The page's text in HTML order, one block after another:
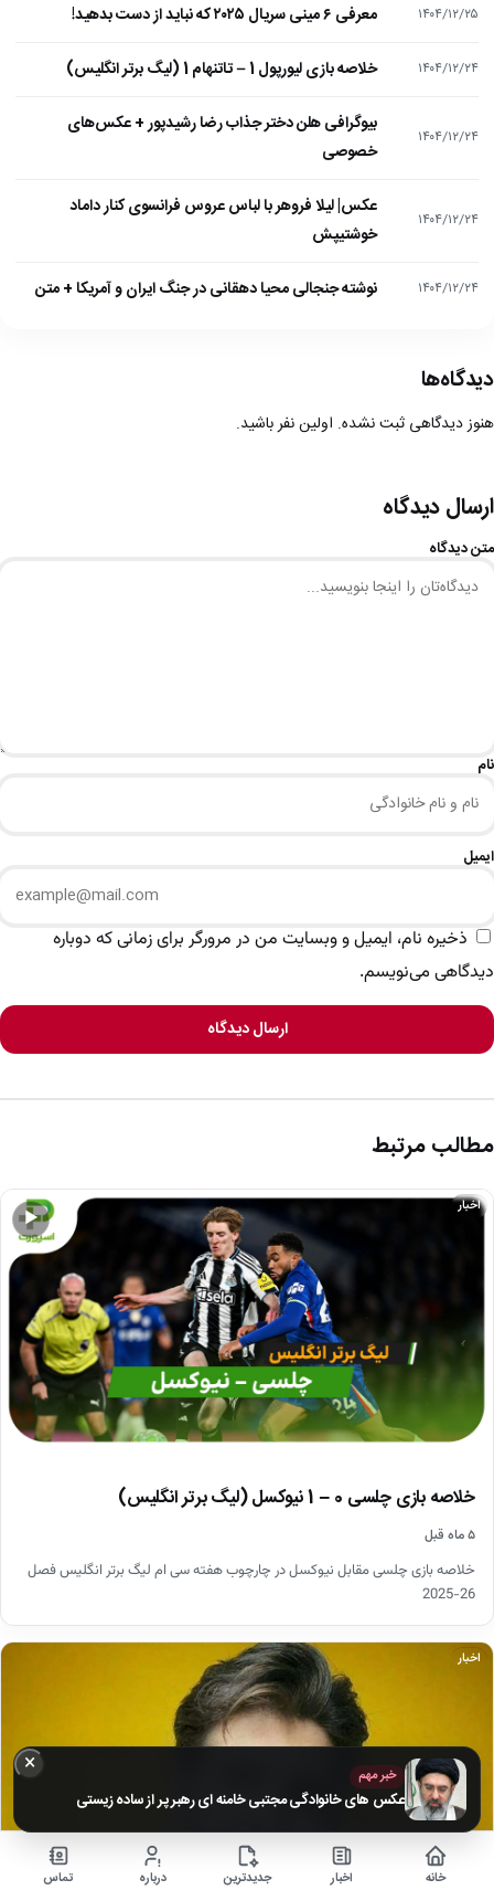
۱۴۰۴/۱۲/۲۵ معرفی ۶ مینی سریال ۲۰۲۵ که نباید از دست بدهید!
۱۴۰۴/۱۲/۲۴ خلاصه بازی لیورپول 1 – تاتنهام 1 (لیگ برتر انگلیس)
۱۴۰۴/۱۲/۲۴
بیوگرافی هلن دختر جذاب رضا رشیدپور + عکس‌های
خصوصی
۱۴۰۴/۱۲/۲۴
عکس| لیلا فروهر با لباس عروس فرانسوی کنار داماد
خوشتیپش
۱۴۰۴/۱۲/۲۴ نوشته جنجالی محیا دهقانی در جنگ ایران و آمریکا + متن
دیدگاه‌ها
هنوز دیدگاهی ثبت نشده. اولین نفر باشید.
ارسال دیدگاه
متن دیدگاه
نام
ایمیل
ذخیره نام، ایمیل و وبسایت من در مرورگر برای زمانی که دوباره
دیدگاهی می‌نویسم.
ارسال دیدگاه
مطالب مرتبط
▶
اخبار
خلاصه بازی چلسی 0 – 1 نیوکسل (لیگ برتر انگلیس)
۵ ماه قبل
خلاصه بازی چلسی مقابل نیوکسل در چارچوب هفته سی ام لیگ برتر انگلیس فصل
26-2025
اخبار
× خبر مهم
عکس های خانوادگی مجتبی خامنه ای رهبر پر از ساده زیستی
خانه اخبار جدیدترین درباره تماس